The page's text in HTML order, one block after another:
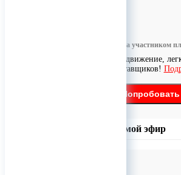
Информация размещена участником
Бесплатное продвижение,
поиск поставщиков!
Попробовать
Прямой эфир